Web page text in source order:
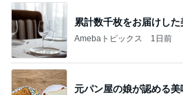
累計数千枚をお届けした
Amebaトピックス 1日前
元パン屋の娘が認める美